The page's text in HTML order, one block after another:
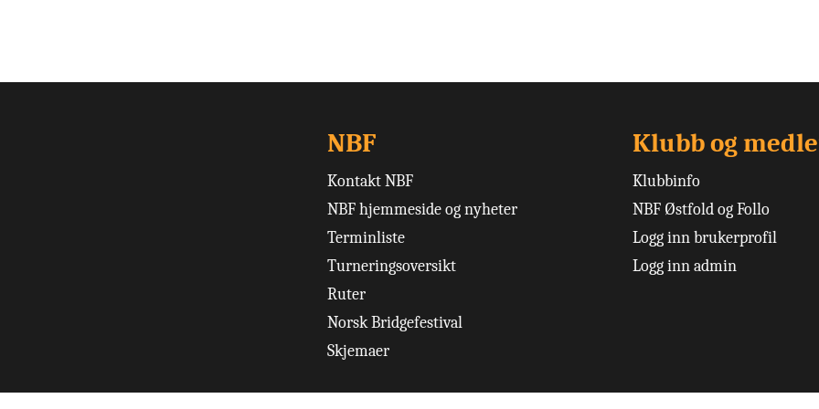
NBF
Kontakt NBF
NBF hjemmeside og nyheter
Terminliste
Turneringsoversikt
Ruter
Norsk Bridgefestival
Skjemaer
Klubb og
Klubbinfo
NBF Østfold og Follo
Logg inn brukerprofil
Logg inn admin